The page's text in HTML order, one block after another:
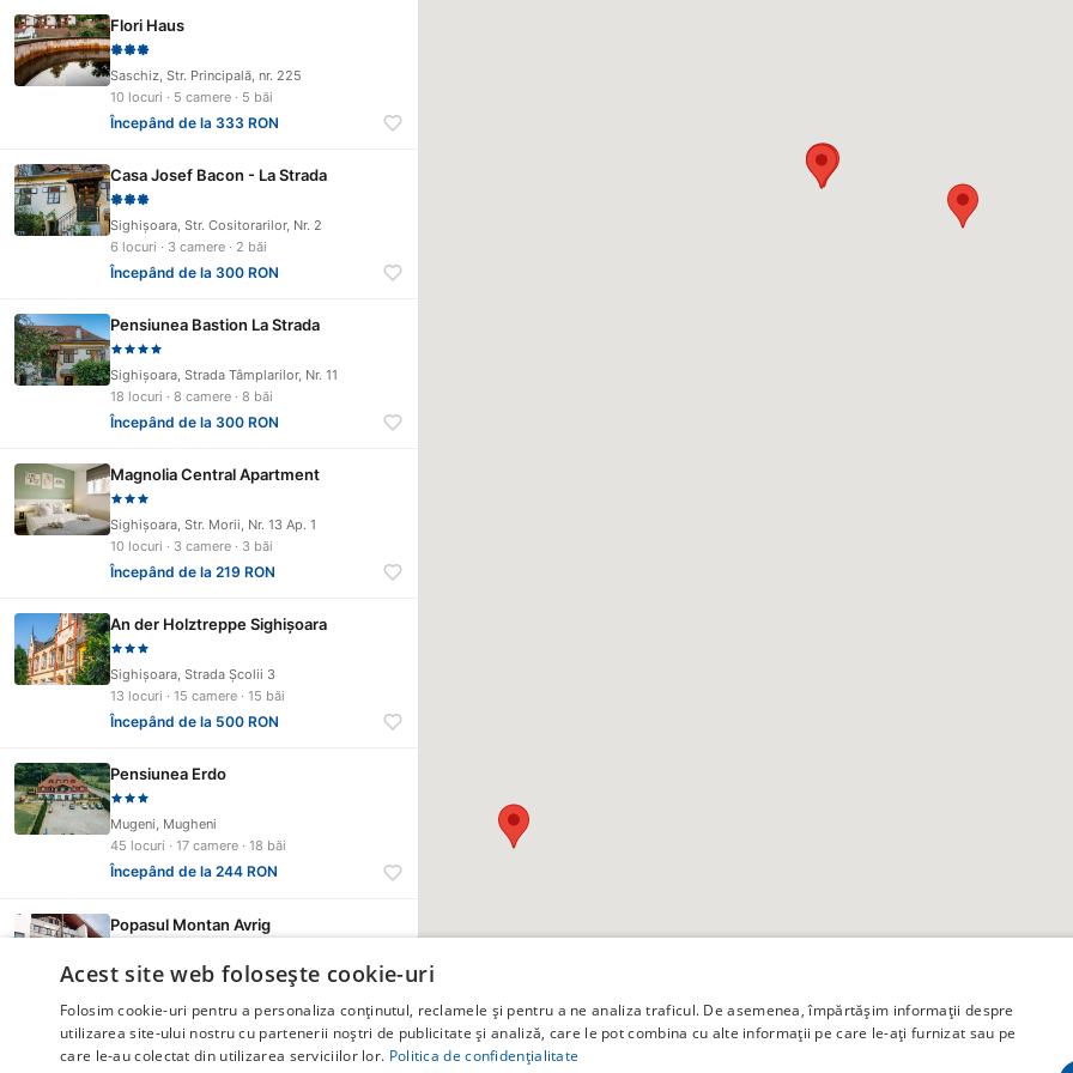
Flori Haus
Saschiz, Str. Principală, nr. 225
10 locuri · 5 camere · 5 băi
Începând de la 333 RON
Casa Josef Bacon - La Strada
Sighişoara, Str. Cositorarilor, Nr. 2
6 locuri · 3 camere · 2 băi
Începând de la 300 RON
Pensiunea Bastion La Strada
Sighişoara, Strada Tâmplarilor, Nr. 11
18 locuri · 8 camere · 8 băi
Începând de la 300 RON
Magnolia Central Apartment
Sighişoara, Str. Morii, Nr. 13 Ap. 1
10 locuri · 3 camere · 3 băi
Începând de la 219 RON
An der Holztreppe Sighișoara
Sighişoara, Strada Școlii 3
13 locuri · 15 camere · 15 băi
Începând de la 500 RON
Pensiunea Erdo
Mugeni, Mugheni
45 locuri · 17 camere · 18 băi
Începând de la 244 RON
Popasul Montan Avrig
Avrig, Str. Valea Avrigului, nr. 474
Începând de la 350 RON
Acest site web folosește cookie-uri
Folosim cookie-uri pentru a personaliza conținutul, reclamele și pentru a ne analiza traficul. De asemenea, împărtășim informații despre
utilizarea site-ului nostru cu partenerii noștri de publicitate și analiză, care le pot combina cu alte informații pe care le-ați furnizat sau pe
care le-au colectat din utilizarea serviciilor lor. Politica de confidențialitate